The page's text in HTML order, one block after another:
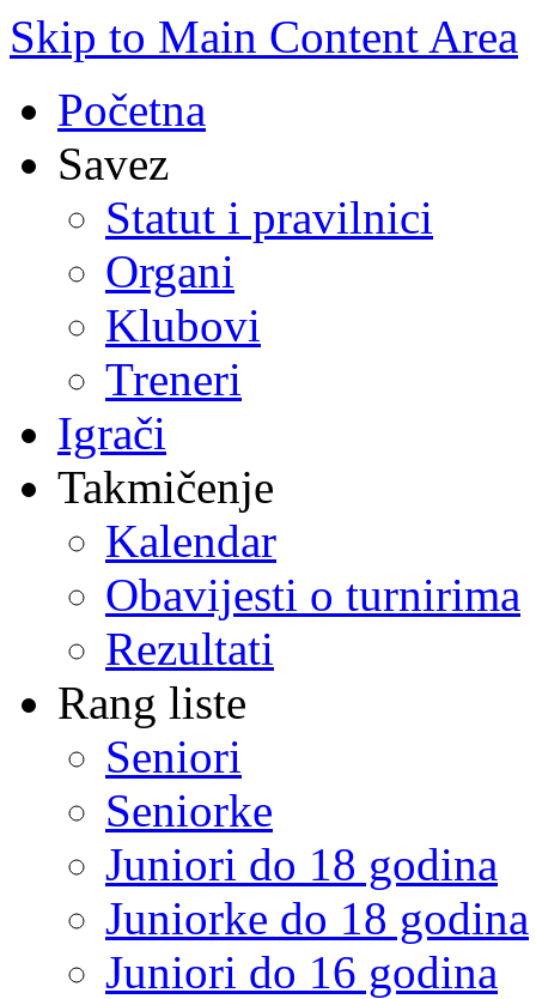
Skip to Main Content Area
Početna
Savez
Statut i pravilnici
Organi
Klubovi
Treneri
Igrači
Takmičenje
Kalendar
Obavijesti o turnirima
Rezultati
Rang liste
Seniori
Seniorke
Juniori do 18 godina
Juniorke do 18 godina
Juniori do 16 godina